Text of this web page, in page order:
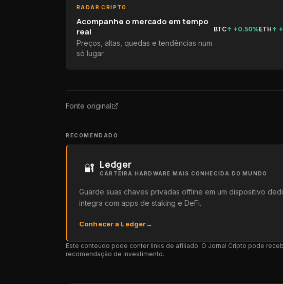
RADAR CRIPTO
Acompanhe o mercado em tempo
real
Preços, altas, quedas e tendências num
só lugar.
BTC↑ +0.50%ETH↑
Fonte original
RECOMENDADO
🔐 Ledger
CARTEIRA HARDWARE MAIS CONHECIDA DO MUNDO
Guarde suas chaves privadas offline em um dispositivo
integra com apps de staking e DeFi.
Conhecer a Ledger→
Este conteúdo pode conter links de afiliado. O Jornal Cripto pode
recomendação de investimento.